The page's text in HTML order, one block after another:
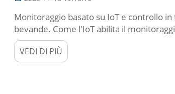
Monitoraggio basato su IoT e controllo
bevande. Come l'IoT abilita il
processi di riempimento. L'Internet delle
macchine per il riempimento di
VEDI DI PIÙ